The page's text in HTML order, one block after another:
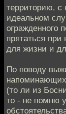
территорию, с
идеальном
огражденного
прятаться
для жизни и
По поводу
напоминающих
(то ли из
то - не помню